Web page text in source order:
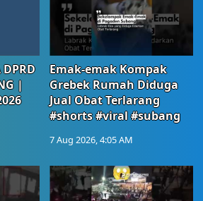
DPRD
|
Emak-emak Kompak
Grebek Rumah Diduga
Jual Obat Terlarang
#shorts #viral #subang
7 Aug 2026, 4:05 AM